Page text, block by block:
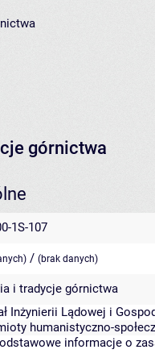
górnictwa
1S-107
/ (brak danych)
i tradycje górnictwa
Inżynierii Lądowej i
humanistyczno-
informacje o